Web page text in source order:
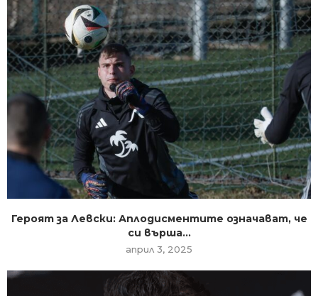
Героят за Левски: Аплодисментите означават, че
си върша...
април 3, 2025